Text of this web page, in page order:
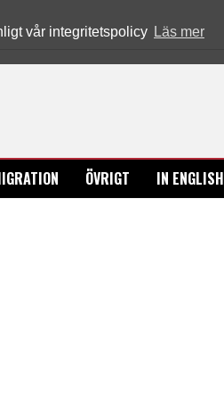
vår integritetspolicy Läs mer
ÖVRIGT IN ENGLISH